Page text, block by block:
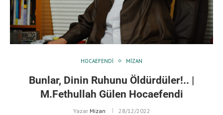
HOCAEFENDI MIZAN
Bunlar, Dinin Ruhunu Öldürdüler!.. |
M.Fethullah Gülen Hocaefendi
Yazar Mizan 28/12/2022